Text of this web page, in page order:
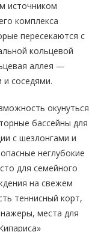
источником
комплекса
пересекаются с
кольцевой
аллея —
и соседями.
окунуться
бассейны для
с шезлонгами и
неглубокие
для семейного
на свежем
теннисный корт,
места для